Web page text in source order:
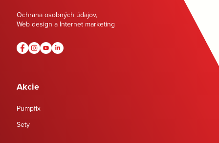
Ochrana osobných údajov,
Web design a Internet marketing
Akcie
Pumpfix
Sety